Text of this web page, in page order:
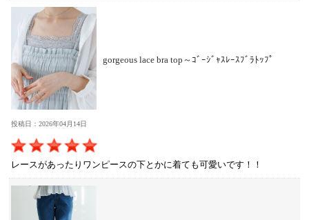
gorgeous lace bra top～ｺﾞｰｼﾞｬｽﾚｰｽﾌﾞﾗﾄｯﾌﾟ
投稿日：2026年04月14日
レースがあったりワンピースの下とかに着ても可愛いです！！